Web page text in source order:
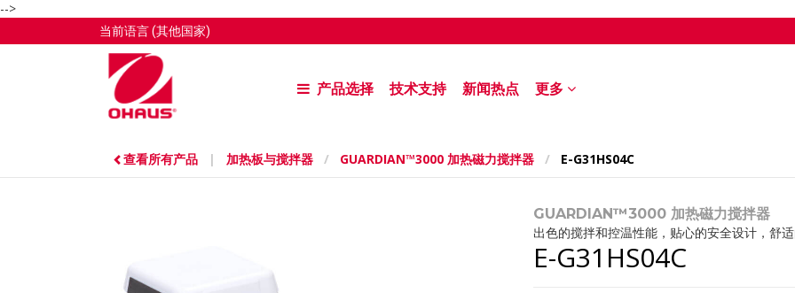
-->
当前语言(其他国家)
产品选择 技术支持 新闻热点 更多
查看所有产品 | 加热板与搅拌器 / GUARDIAN™3000 加热磁力搅拌器 / E-G31HS04C
GUARDIAN™3000 加热磁力搅拌器
出色的搅拌和控温性能，贴心的安全设计，舒
E-G31HS04C